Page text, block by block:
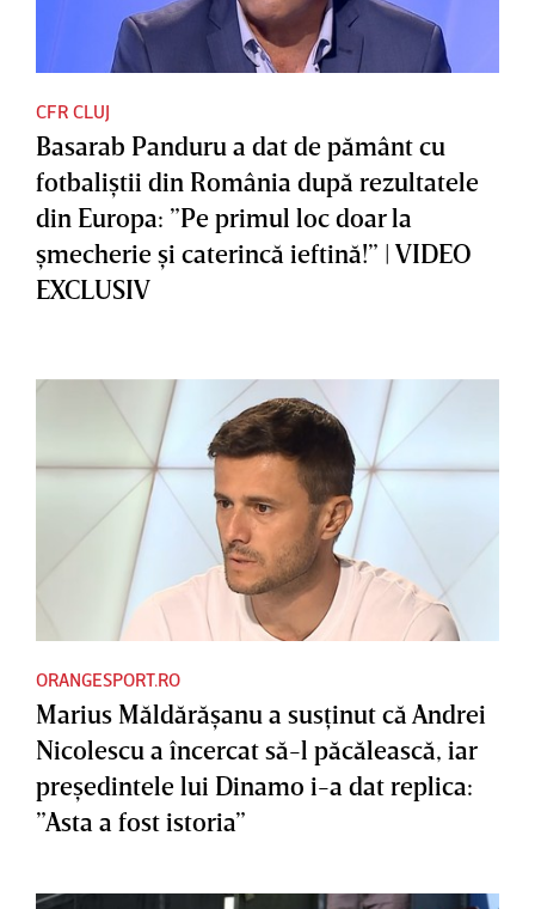
CFR CLUJ
Basarab Panduru a dat de pământ cu
fotbaliştii din România după rezultatele
din Europa: ”Pe primul loc doar la
şmecherie şi caterincă ieftină!” | VIDEO
EXCLUSIV
ORANGESPORT.RO
Marius Măldărăşanu a susţinut că Andrei
Nicolescu a încercat să-l păcălească, iar
preşedintele lui Dinamo i-a dat replica:
”Asta a fost istoria”